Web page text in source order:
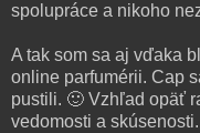
spolupráce a nikoho
A tak som sa aj vďaka
online parfumérii. Cap
pustili. 🙂 Vzhľad opäť
vedomosti a